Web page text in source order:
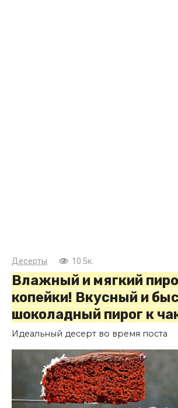
Десерты 10.5к.
Влажный и мягкий
копейки! Вкусный и
шоколадный пирог к
Идеальный десерт во время поста